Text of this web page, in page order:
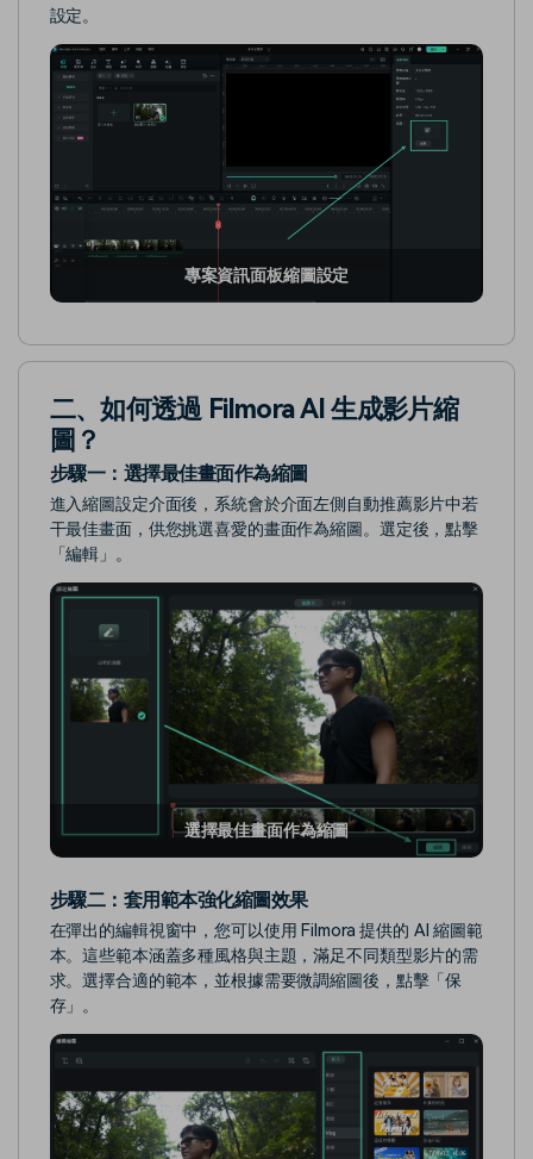
設定。
專案資訊面板縮圖設定
二、如何透過 Filmora AI 生成影片縮
圖？
步驟一： 選擇最佳畫面作為縮圖
進入縮圖設定介面後，系統會於介面左側自動推薦影片中若
干最佳畫面，供您挑選喜愛的畫面作為縮圖。選定後，點擊
「編輯」。
選擇最佳畫面作為縮圖
步驟二： 套用範本強化縮圖效果
在彈出的編輯視窗中，您可以使用 Filmora 提供的 AI 縮圖範
本。這些範本涵蓋多種風格與主題，滿足不同類型影片的需
求。選擇合適的範本，並根據需要微調縮圖後，點擊「保
存」。